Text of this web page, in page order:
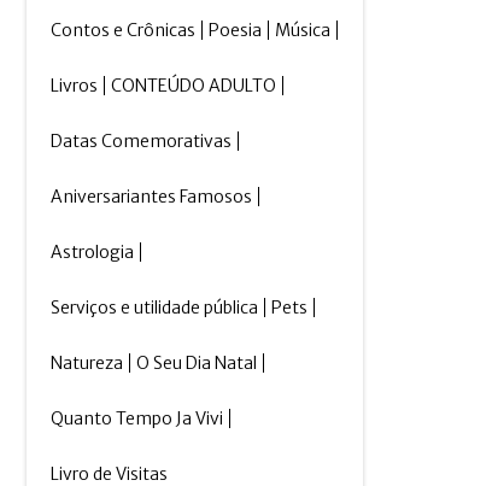
Contos e Crônicas Poesia Música
Livros CONTEÚDO ADULTO
Datas Comemorativas
Aniversariantes Famosos
Astrologia
Serviços e utilidade pública Pets
Natureza O Seu Dia Natal
Quanto Tempo Ja Vivi
Livro de Visitas